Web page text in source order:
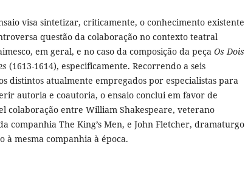
visa sintetizar, criticamente, o conhecimento existente
questão da colaboração no contexto teatral
em geral, e no caso da composição da peça Os Dois
(1613-1614), especificamente. Recorrendo a seis
distintos atualmente empregados por especialistas para
autoria e coautoria, o ensaio conclui em favor de
colaboração entre William Shakespeare, veterano
companhia The King’s Men, e John Fletcher, dramaturgo
à mesma companhia à época.